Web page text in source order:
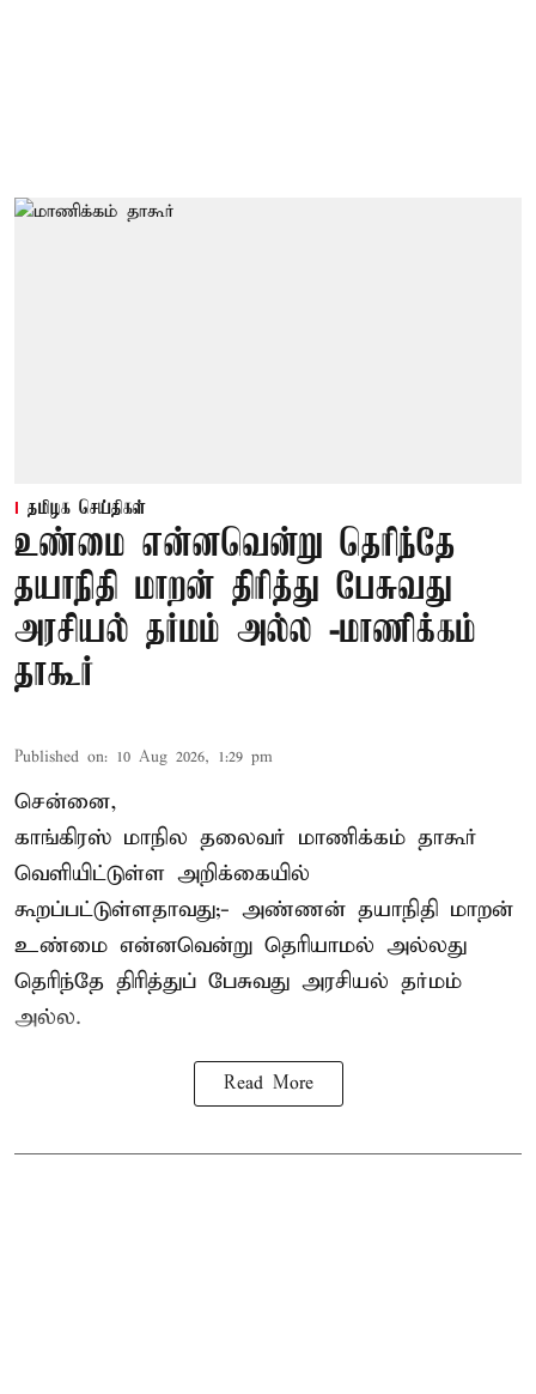
தமிழக செய்திகள்
உண்மை என்னவென்று தெரிந்தே
தயாநிதி மாறன் திரித்து பேசுவது
அரசியல் தர்மம் அல்ல -மாணிக்கம்
தாகூர்
Published on: 10 Aug 2026, 1:29 pm
சென்னை,
காங்கிரஸ் மாநில தலைவர் மாணிக்கம் தாகூர்
வெளியிட்டுள்ள அறிக்கையில்
கூறப்பட்டுள்ளதாவது;- அண்ணன் தயாநிதி மாறன்
உண்மை என்னவென்று தெரியாமல் அல்லது
தெரிந்தே திரித்துப் பேசுவது அரசியல் தர்மம்
அல்ல.
Read More